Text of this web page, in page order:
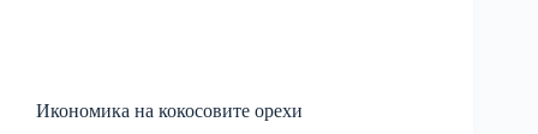
Икономика на кокосовите орехи